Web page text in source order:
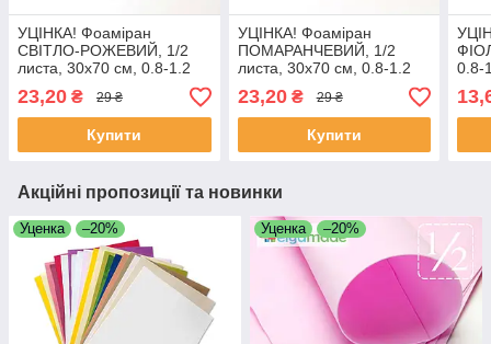
УЦІНКА! Фоаміран
СВІТЛО-РОЖЕВИЙ, 1/2
листа, 30x70 см, 0.8-1.2
мм, Іран
23,20 ₴ 29 ₴
Купити
УЦІНКА! Фоаміран
ПОМАРАНЧЕВИЙ, 1/2
листа, 30x70 см, 0.8-1.2
мм, Іран
23,20₴ 29 ₴
Купити
0.8-
Акційні пропозиції та новинки
Уценка –20% Уценка –20%